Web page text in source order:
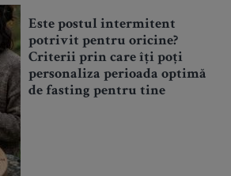
Este postul intermitent
potrivit pentru oricine?
Criterii prin care îți poți
personaliza perioada optimă
de fasting pentru tine